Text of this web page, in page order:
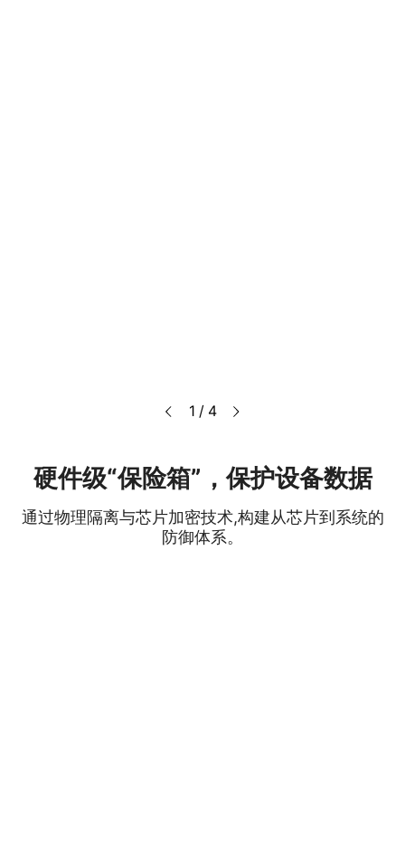
1 / 4
硬件级“保险箱”，保护设备数据
通过物理隔离与芯片加密技术,构建从芯片到系统的
防御体系。